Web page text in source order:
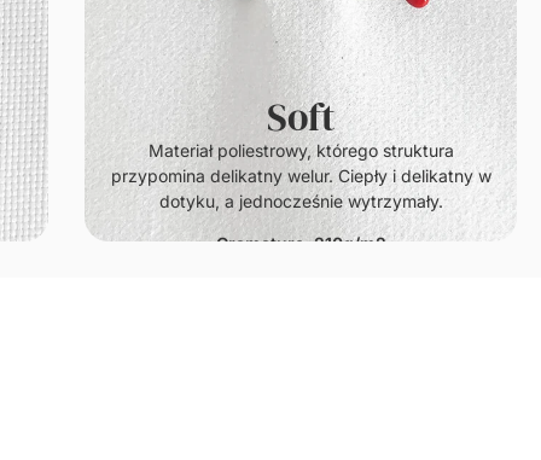
Soft
Materiał poliestrowy, którego struktura
przypomina delikatny welur. Ciepły i delikatny w
dotyku, a jednocześnie wytrzymały.
Gramatura: 210g/m2